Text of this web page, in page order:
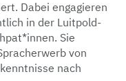
Dabei engagieren
in der Luitpold-
Sie
von
nach